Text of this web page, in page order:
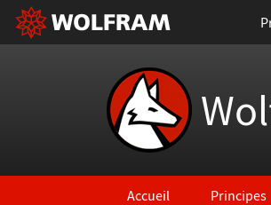
Accueil Principes